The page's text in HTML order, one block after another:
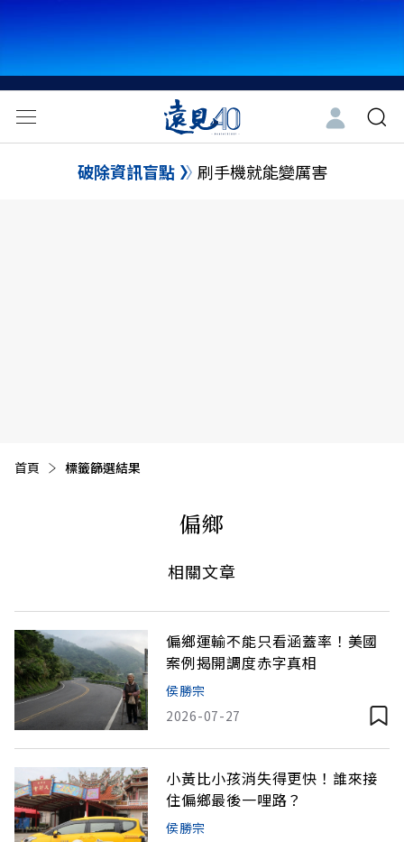
破除資訊盲點 刷手機就能變厲害
首頁 目前頁面：
標籤篩選結果
偏鄉
相關文章
偏鄉運輸不能只看涵蓋率！美國
案例揭開調度赤字真相
侯勝宗
2026-07-27
小黃比小孩消失得更快！誰來接
住偏鄉最後一哩路？
侯勝宗